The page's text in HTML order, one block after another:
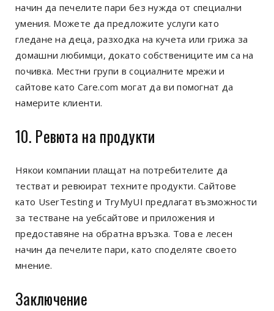
начин да печелите пари без нужда от специални
умения. Можете да предложите услуги като
гледане на деца, разходка на кучета или грижа за
домашни любимци, докато собствениците им са на
почивка. Местни групи в социалните мрежи и
сайтове като Care.com могат да ви помогнат да
намерите клиенти.
10. Ревюта на продукти
Някои компании плащат на потребителите да
тестват и ревюират техните продукти. Сайтове
като UserTesting и TryMyUI предлагат възможности
за тестване на уебсайтове и приложения и
предоставяне на обратна връзка. Това е лесен
начин да печелите пари, като споделяте своето
мнение.
Заключение